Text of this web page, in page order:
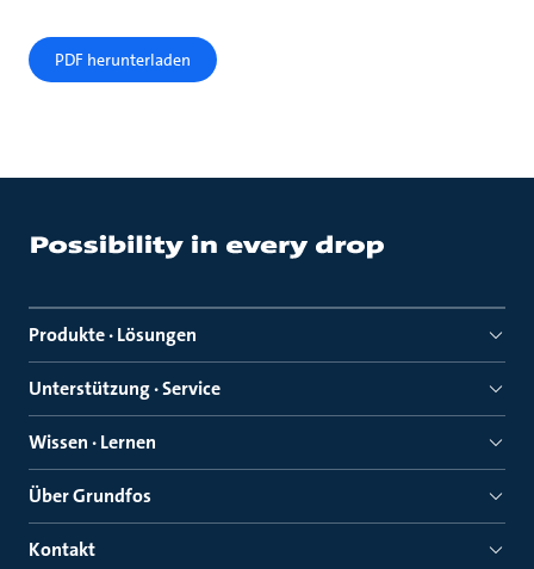
PDF herunterladen
Produkte · Lösungen
Unterstützung · Service
Wissen · Lernen
Über Grundfos
Kontakt